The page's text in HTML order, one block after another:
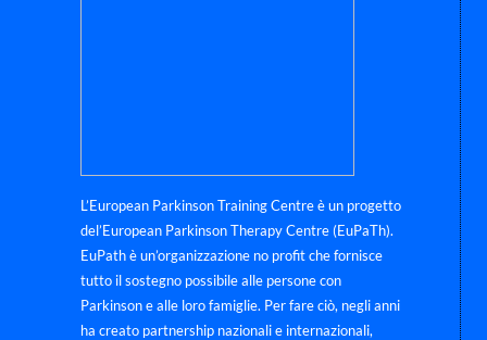
L’European Parkinson Training Centre è un progetto
del’European Parkinson Therapy Centre (EuPaTh).
EuPath è un’organizzazione no profit che fornisce
tutto il sostegno possibile alle persone con
Parkinson e alle loro famiglie. Per fare ciò, negli anni
ha creato partnership nazionali e internazionali,